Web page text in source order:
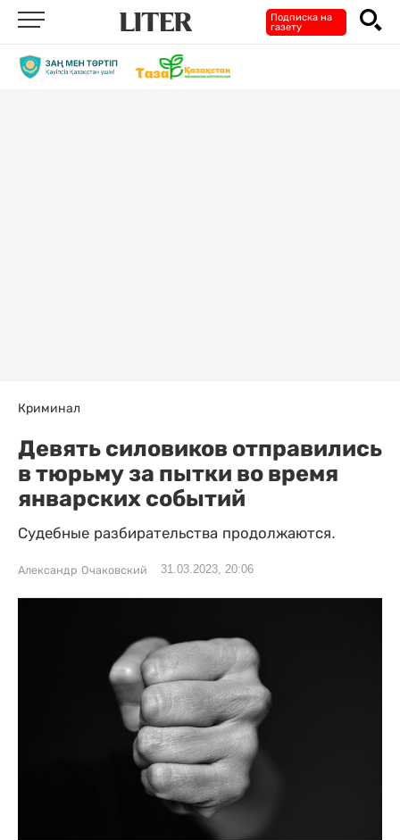
Подписка на
газету
Криминал
Девять силовиков отправились
в тюрьму за пытки во время
январских событий
Судебные разбирательства продолжаются.
Александр Очаковский 31.03.2023, 20:06